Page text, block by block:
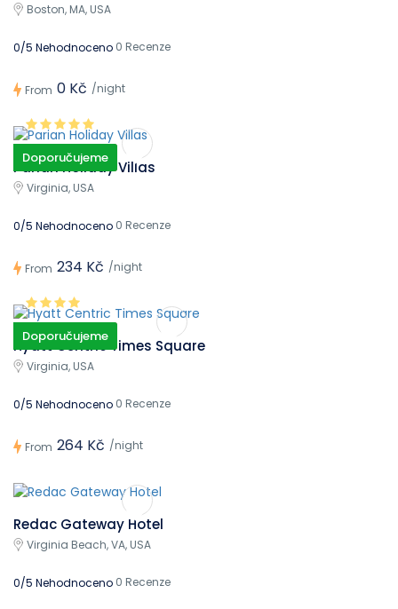
Boston, MA, USA
0/5 Nehodnoceno 0 Recenze
From 0 Kč /night
Doporučujeme
Parian Holiday Villas
Virginia, USA
0/5 Nehodnoceno 0 Recenze
From 234 Kč /night
Doporučujeme
Hyatt Centric Times Square
Virginia, USA
0/5 Nehodnoceno 0 Recenze
From 264 Kč /night
Redac Gateway Hotel
Virginia Beach, VA, USA
0/5 Nehodnoceno 0 Recenze